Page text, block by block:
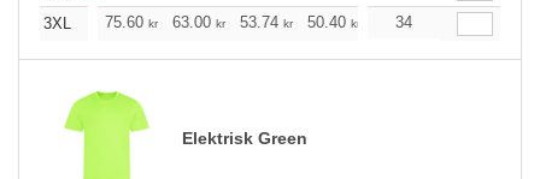
3XL
75.60 kr 63.00 kr 53.74 kr 50.40 kr 47.83
34
Elektrisk Green